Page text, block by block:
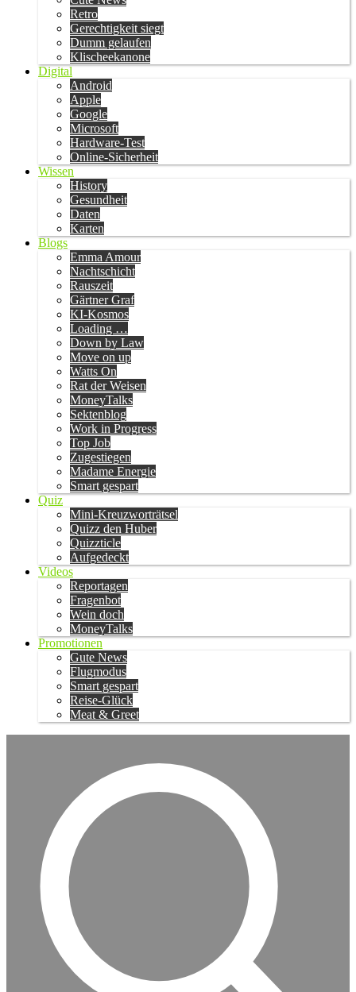
Retro
Gerechtigkeit siegt
Dumm gelaufen
Klischeekanone
Digital
Android
Apple
Google
Microsoft
Hardware-Test
Online-Sicherheit
Wissen
History
Gesundheit
Daten
Karten
Blogs
Emma Amour
Nachtschicht
Rauszeit
Gärtner Graf
KI-Kosmos
Loading …
Down by Law
Move on up
Watts On
Rat der Weisen
MoneyTalks
Sektenblog
Work in Progress
Top Job
Zugestiegen
Madame Energie
Smart gespart
Quiz
Mini-Kreuzworträtsel
Quizz den Huber
Quizzticle
Aufgedeckt
Videos
Reportagen
Fragenbot
Wein doch
MoneyTalks
Promotionen
Gute News
Flugmodus
Smart gespart
Reise-Glück
Meat & Greet